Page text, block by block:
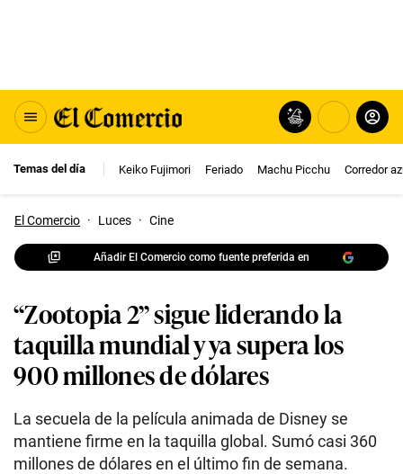
Temas del día Keiko Fujimori Feriado Machu Picchu Corredor
El Comercio · Luces · Cine
Añadir El Comercio como fuente preferida en
“Zootopia 2” sigue liderando la
taquilla mundial y ya supera los
900 millones de dólares
La secuela de la película animada de Disney se
mantiene firme en la taquilla global. Sumó casi 360
millones de dólares en el último fin de semana.